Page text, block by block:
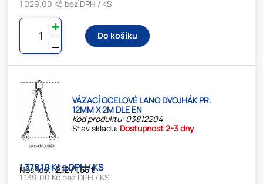
1 029.00 Kč bez DPH / KS
⚊
✚
Do košíku
VÁZACÍ OCELOVÉ LANO DVOJHÁK PR.
12MM X 2M DLE EN
Kód produktu: 03812204
Stav skladu: Dostupnost 2-3 dny
Nosnost:2,12 / 1,55 t
1 378.19 Kč s DPH / KS
1 139.00 Kč bez DPH / KS